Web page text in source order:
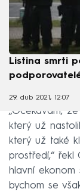
Listina smrti
29. dub 2021, 12:07
„Očekávám,
který už
který už také
prostředí,“ řekl
hlavní ekonom
bychom se